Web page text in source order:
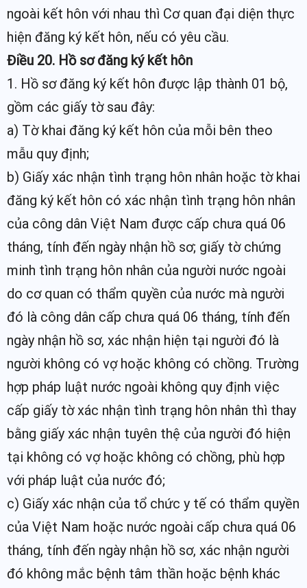
ngoài kết hôn với nhau thì Cơ quan đại diện thực
hiện đăng ký kết hôn, nếu có yêu cầu.
Điều 20. Hồ sơ đăng ký kết hôn
1. Hồ sơ đăng ký kết hôn được lập thành 01 bộ,
gồm các giấy tờ sau đây:
a) Tờ khai đăng ký kết hôn của mỗi bên theo
mẫu quy định;
b) Giấy xác nhận tình trạng hôn nhân hoặc tờ khai
đăng ký kết hôn có xác nhận tình trạng hôn nhân
của công dân Việt Nam được cấp chưa quá 06
tháng, tính đến ngày nhận hồ sơ; giấy tờ chứng
minh tình trạng hôn nhân của người nước ngoài
do cơ quan có thẩm quyền của nước mà người
đó là công dân cấp chưa quá 06 tháng, tính đến
ngày nhận hồ sơ, xác nhận hiện tại người đó là
người không có vợ hoặc không có chồng. Trường
hợp pháp luật nước ngoài không quy định việc
cấp giấy tờ xác nhận tình trạng hôn nhân thì thay
bằng giấy xác nhận tuyên thệ của người đó hiện
tại không có vợ hoặc không có chồng, phù hợp
với pháp luật của nước đó;
c) Giấy xác nhận của tổ chức y tế có thẩm quyền
của Việt Nam hoặc nước ngoài cấp chưa quá 06
tháng, tính đến ngày nhận hồ sơ, xác nhận người
đó không mắc bệnh tâm thần hoặc bệnh khác